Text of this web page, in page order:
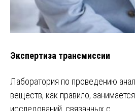
Экспертиза трансмиссии
Лаборатория по проведению
веществ, как правило,
исследований, связанных с…